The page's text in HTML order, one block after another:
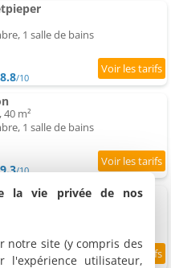
1 salle de bains
8.8/10
m²
1 salle de bains
9.3/10
7.3/10
la vie privée de nos
notre site (y compris des
l'expérience utilisateur,